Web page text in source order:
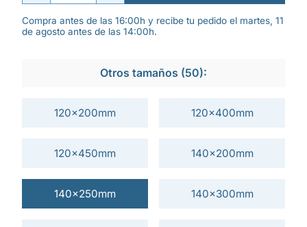
Compra antes de las 16:00h y recibe tu pedido el martes, 11
de agosto antes de las 14:00h.
Otros tamaños (50):
120x200mm 120x400mm
120x450mm 140x200mm
140x250mm 140x300mm